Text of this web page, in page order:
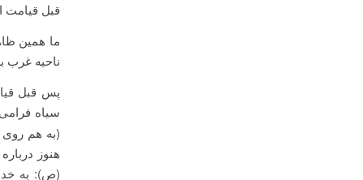
قبل قیامت
ما همین
ناحیه غرب
پس قبل
سیاه
(به هم روی
هنوز
(ص): به